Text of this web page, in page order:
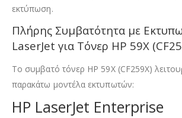
εκτύπωση.
Πλήρης Συμβατότητα με
LaserJet για Τόνερ HP 59X
Το συμβατό τόνερ HP 59X (CF259X)
παρακάτω μοντέλα εκτυπωτών:
HP LaserJet Enterprise